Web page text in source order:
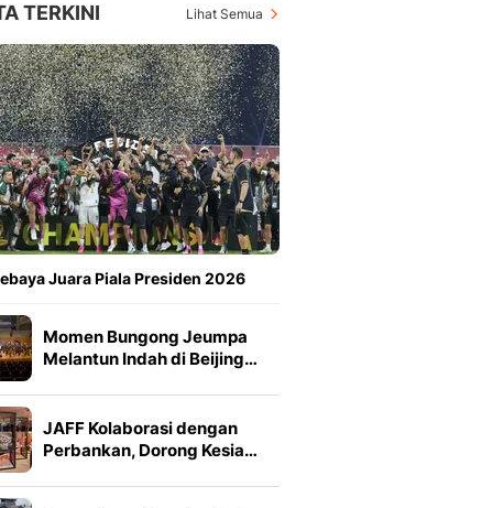
TERKINI Lihat Semua
Juara Piala Presiden 2026
Momen Bungong Jeumpa
Melantun Indah di Beijing…
JAFF Kolaborasi dengan
Perbankan, Dorong Kesia…